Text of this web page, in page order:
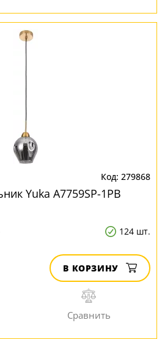
279868
Yuka A7759SP-1PB
124 шт.
В КОРЗИНУ